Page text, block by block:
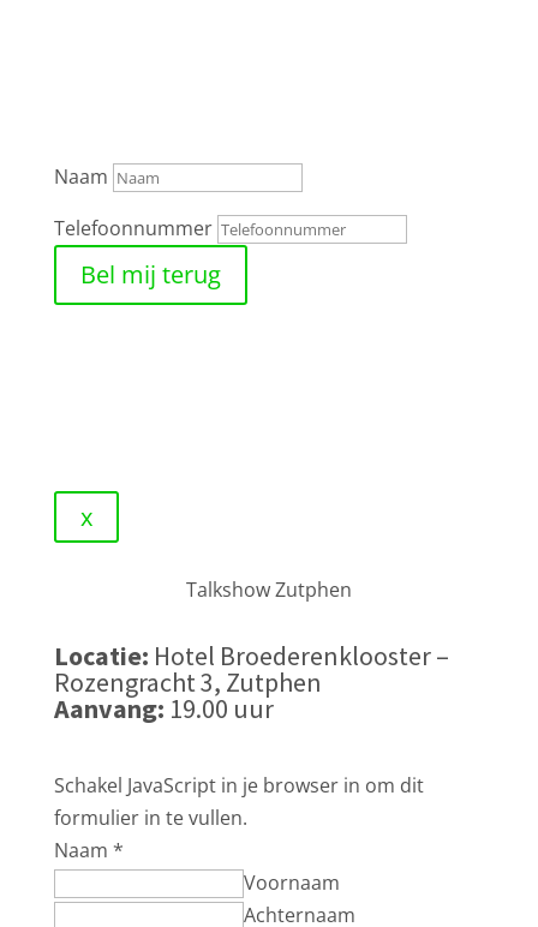
Naam
Telefoonnummer
Bel mij terug
x
Talkshow Zutphen
Locatie: Hotel Broederenklooster –
Rozengracht 3, Zutphen
Aanvang: 19.00 uur
Schakel JavaScript in je browser in om dit
formulier in te vullen.
Naam *
Voornaam
Achternaam